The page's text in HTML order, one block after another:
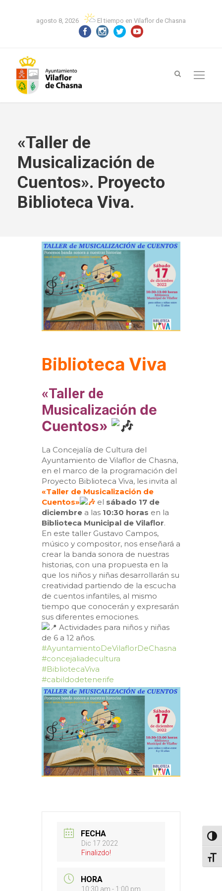
agosto 8, 2026 El tiempo en Vilaflor de Chasna
«Taller de
Musicalización de
Cuentos». Proyecto
Biblioteca Viva.
Biblioteca Viva
«Taller de
Musicalización de
Cuentos»
La Concejalía de Cultura del
Ayuntamiento de Vilaflor de Chasna,
en el marco de la programación del
Proyecto Biblioteca Viva, les invita al
«Taller de Musicalización de
Cuentos»
el sábado 17 de
diciembre a las 10:30 horas en la
Biblioteca Municipal de Vilaflor.
En este taller Gustavo Campos,
músico y compositor, nos enseñará a
crear la banda sonora de nuestras
historias, con una propuesta en la
que los niños y niñas desarrollarán su
creatividad partiendo de la escucha
de cuentos infantiles, al mismo
tiempo que conocerán y expresarán
sus diferentes emociones.
Actividades para niños y niñas
de 6 a 12 años.
#AyuntamientoDeVilaflorDeChasna
#concejaliadecultura
#BibliotecaViva
#cabildodetenerife
FECHA
Dic 17 2022
Finalizdo!
HORA
10:30 am - 1:00 pm